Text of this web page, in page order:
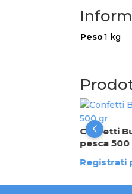
Peso1 kg
Confetti
pesca
Registrati